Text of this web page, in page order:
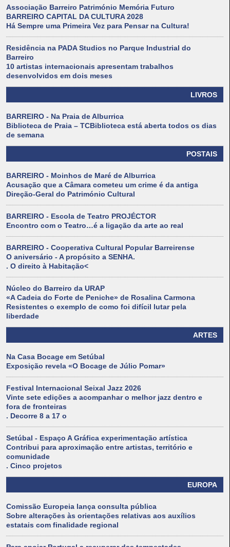
Associação Barreiro Património Memória Futuro
BARREIRO CAPITAL DA CULTURA 2028
Há Sempre uma Primeira Vez para Pensar na Cultura!
Residência na PADA Studios no Parque Industrial do
Barreiro
10 artistas internacionais apresentam trabalhos
desenvolvidos em dois meses
LIVROS
BARREIRO - Na Praia de Alburrica
Biblioteca de Praia – TCBiblioteca está aberta todos os dias
de semana
POSTAIS
BARREIRO - Moinhos de Maré de Alburrica
Acusação que a Câmara cometeu um crime é da antiga
Direção-Geral do Património Cultural
BARREIRO - Escola de Teatro PROJÉCTOR
Encontro com o Teatro…é a ligação da arte ao real
BARREIRO - Cooperativa Cultural Popular Barreirense
O aniversário - A propósito a SENHA.
. O direito à Habitação<
Núcleo do Barreiro da URAP
«A Cadeia do Forte de Peniche» de Rosalina Carmona
Resistentes o exemplo de como foi difícil lutar pela
liberdade
ARTES
Na Casa Bocage em Setúbal
Exposição revela «O Bocage de Júlio Pomar»
Festival Internacional Seixal Jazz 2026
Vinte sete edições a acompanhar o melhor jazz dentro e
fora de fronteiras
. Decorre 8 a 17 o
Setúbal - Espaço A Gráfica experimentação artística
Contribui para aproximação entre artistas, território e
comunidade
. Cinco projetos
EUROPA
Comissão Europeia lança consulta pública
Sobre alterações às orientações relativas aos auxílios
estatais com finalidade regional